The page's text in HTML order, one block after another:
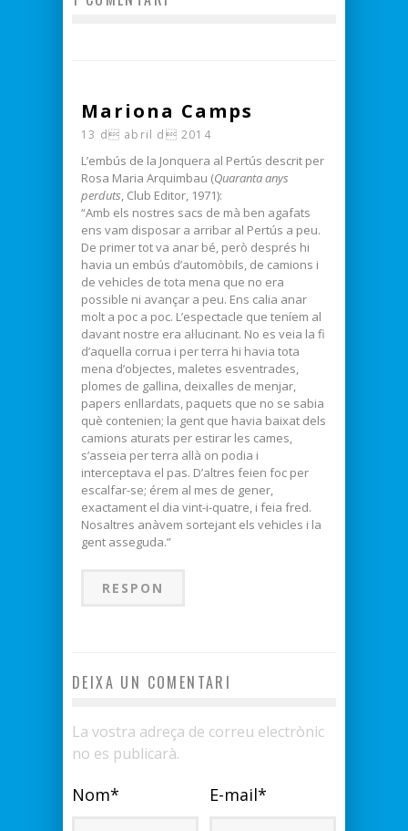
Mariona Camps
13 d abril d 2014
L’embús de la Jonquera al Pertús descrit per
Rosa Maria Arquimbau (Quaranta anys
perduts, Club Editor, 1971):
“Amb els nostres sacs de mà ben agafats
ens vam disposar a arribar al Pertús a peu.
De primer tot va anar bé, però després hi
havia un embús d’automòbils, de camions i
de vehicles de tota mena que no era
possible ni avançar a peu. Ens calia anar
molt a poc a poc. L’espectacle que teníem al
davant nostre era al·lucinant. No es veia la fi
d’aquella corrua i per terra hi havia tota
mena d’objectes, maletes esventrades,
plomes de gallina, deixalles de menjar,
papers enllardats, paquets que no se sabia
què contenien; la gent que havia baixat dels
camions aturats per estirar les cames,
s’asseia per terra allà on podia i
interceptava el pas. D’altres feien foc per
escalfar-se; érem al mes de gener,
exactament el dia vint-i-quatre, i feia fred.
Nosaltres anàvem sortejant els vehicles i la
gent asseguda.”
RESPON
DEIXA UN COMENTARI
La vostra adreça de correu electrònic
no es publicarà.
Nom* E-mail*